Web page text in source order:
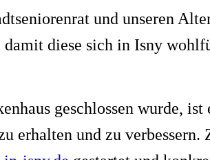
und unseren
damit diese sich in Isny
geschlossen wurde,
erhalten und zu